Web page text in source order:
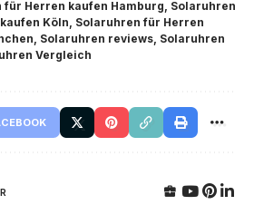
für Herren kaufen Hamburg Solaruhren
Köln Solaruhren für Herren
Solaruhren reviews Solaruhren
Vergleich